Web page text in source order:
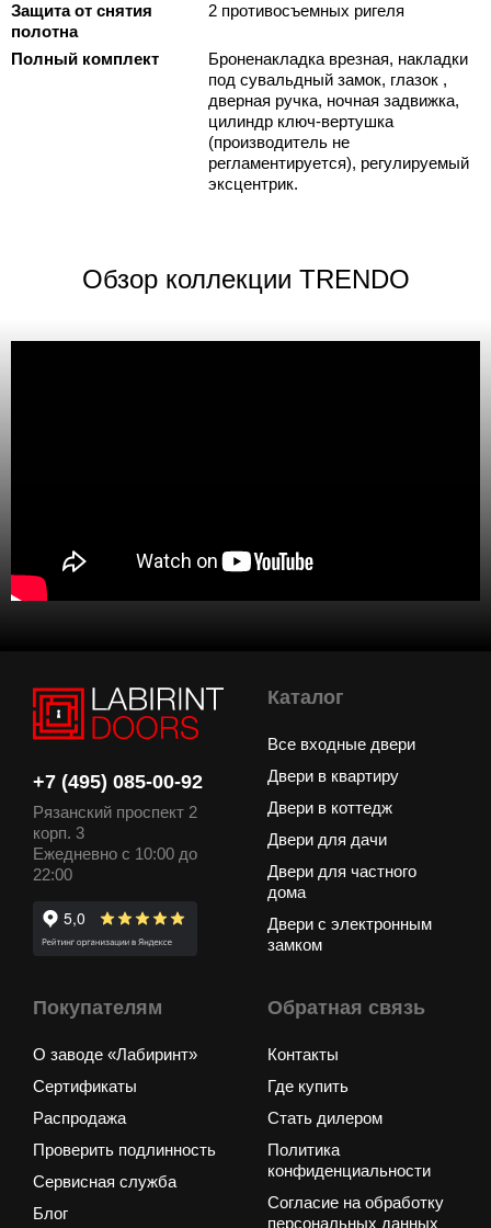
Защита от снятия
полотна
2 противосъемных ригеля
Полный комплект
Броненакладка врезная, накладки
под сувальдный замок, глазок ,
дверная ручка, ночная задвижка,
цилиндр ключ-вертушка
(производитель не
регламентируется), регулируемый
эксцентрик.
Обзор коллекции TRENDO
+7 (495) 085-00-92
Рязанский проспект 2
корп. 3
Ежедневно с 10:00 до
22:00
Каталог
Все входные двери
Двери в квартиру
Двери в коттедж
Двери для дачи
Двери для частного
дома
Двери с электронным
замком
Покупателям
О заводе «Лабиринт»
Сертификаты
Распродажа
Проверить подлинность
Сервисная служба
Блог
Обратная связь
Контакты
Где купить
Стать дилером
Политика
конфиденциальности
Согласие на обработку
персональных данных